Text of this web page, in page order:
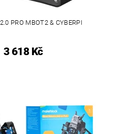
PRO MBOT2 & CYBERPI
3 618 Kč